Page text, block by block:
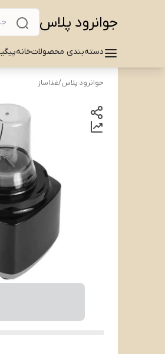
جوانرود پلاس
دسته‌بندی محصولاتخانه
جوانرود پلاس/غذاساز